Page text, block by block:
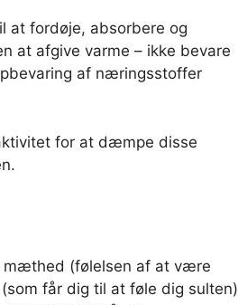
at fordøje, absorbere og
at afgive varme – ikke bevare
af næringsstoffer
for at dæmpe disse
mæthed (følelsen af ​​at være
får dig til at føle dig sulten)